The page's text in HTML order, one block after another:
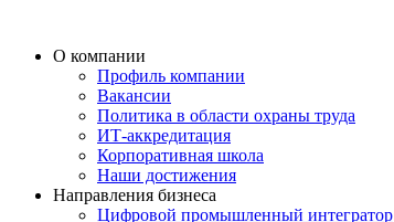
О компании
Профиль компании
Вакансии
Политика в области охраны труда
ИТ-аккредитация
Корпоративная школа
Наши достижения
Направления бизнеса
Цифровой промышленный интегратор